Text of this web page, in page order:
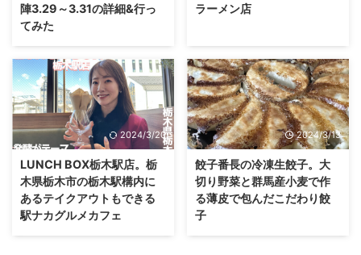
陣3.29～3.31の詳細&行っ
てみた
ラーメン店
2024/3/20
LUNCH BOX栃木駅店。栃
木県栃木市の栃木駅構内に
あるテイクアウトもできる
駅ナカグルメカフェ
2024/3/13
餃子番長の冷凍生餃子。大
切り野菜と群馬産小麦で作
る薄皮で包んだこだわり餃
子